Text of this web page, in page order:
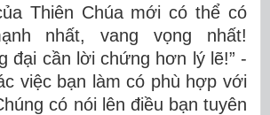
Thiên Chúa mới có thể có
nhất, vang vọng nhất!
đại cần lời chứng hơn lý lẽ!” -
việc bạn làm có phù hợp với
có nói lên điều bạn tuyên